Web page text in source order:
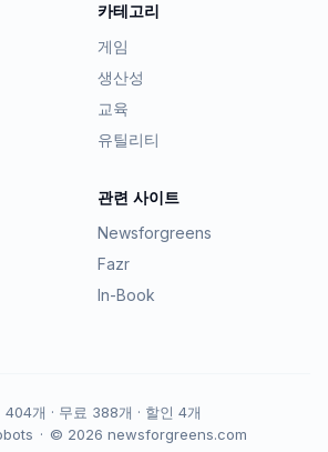
카테고리
게임
생산성
교육
유틸리티
관련 사이트
Newsforgreens
Fazr
In-Book
404개 · 무료 388개 · 할인 4개
· © 2026 newsforgreens.com